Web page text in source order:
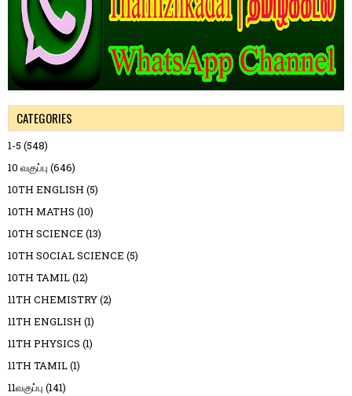
CATEGORIES
1-5 (548)
10 வகுப்பு (646)
10TH ENGLISH (5)
10TH MATHS (10)
10TH SCIENCE (13)
10TH SOCIAL SCIENCE (5)
10TH TAMIL(12)
11TH CHEMISTRY(2)
11TH ENGLISH (1)
11TH PHYSICS (1)
11TH TAMIL(1)
11வகுப்பு (141)